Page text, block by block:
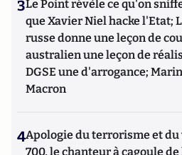
3Le Point révèle ce qu'on
que Xavier Niel hacke l'Etat;
russe donne une leçon de
australien une leçon de
DGSE une d'arrogance;
Macron
4Apologie du terrorisme et
700, le chanteur à cagoule de